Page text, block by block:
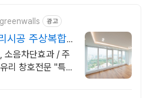
광고
시공 주상복합,
소음차단효과 / 주
리 창호전문 "특